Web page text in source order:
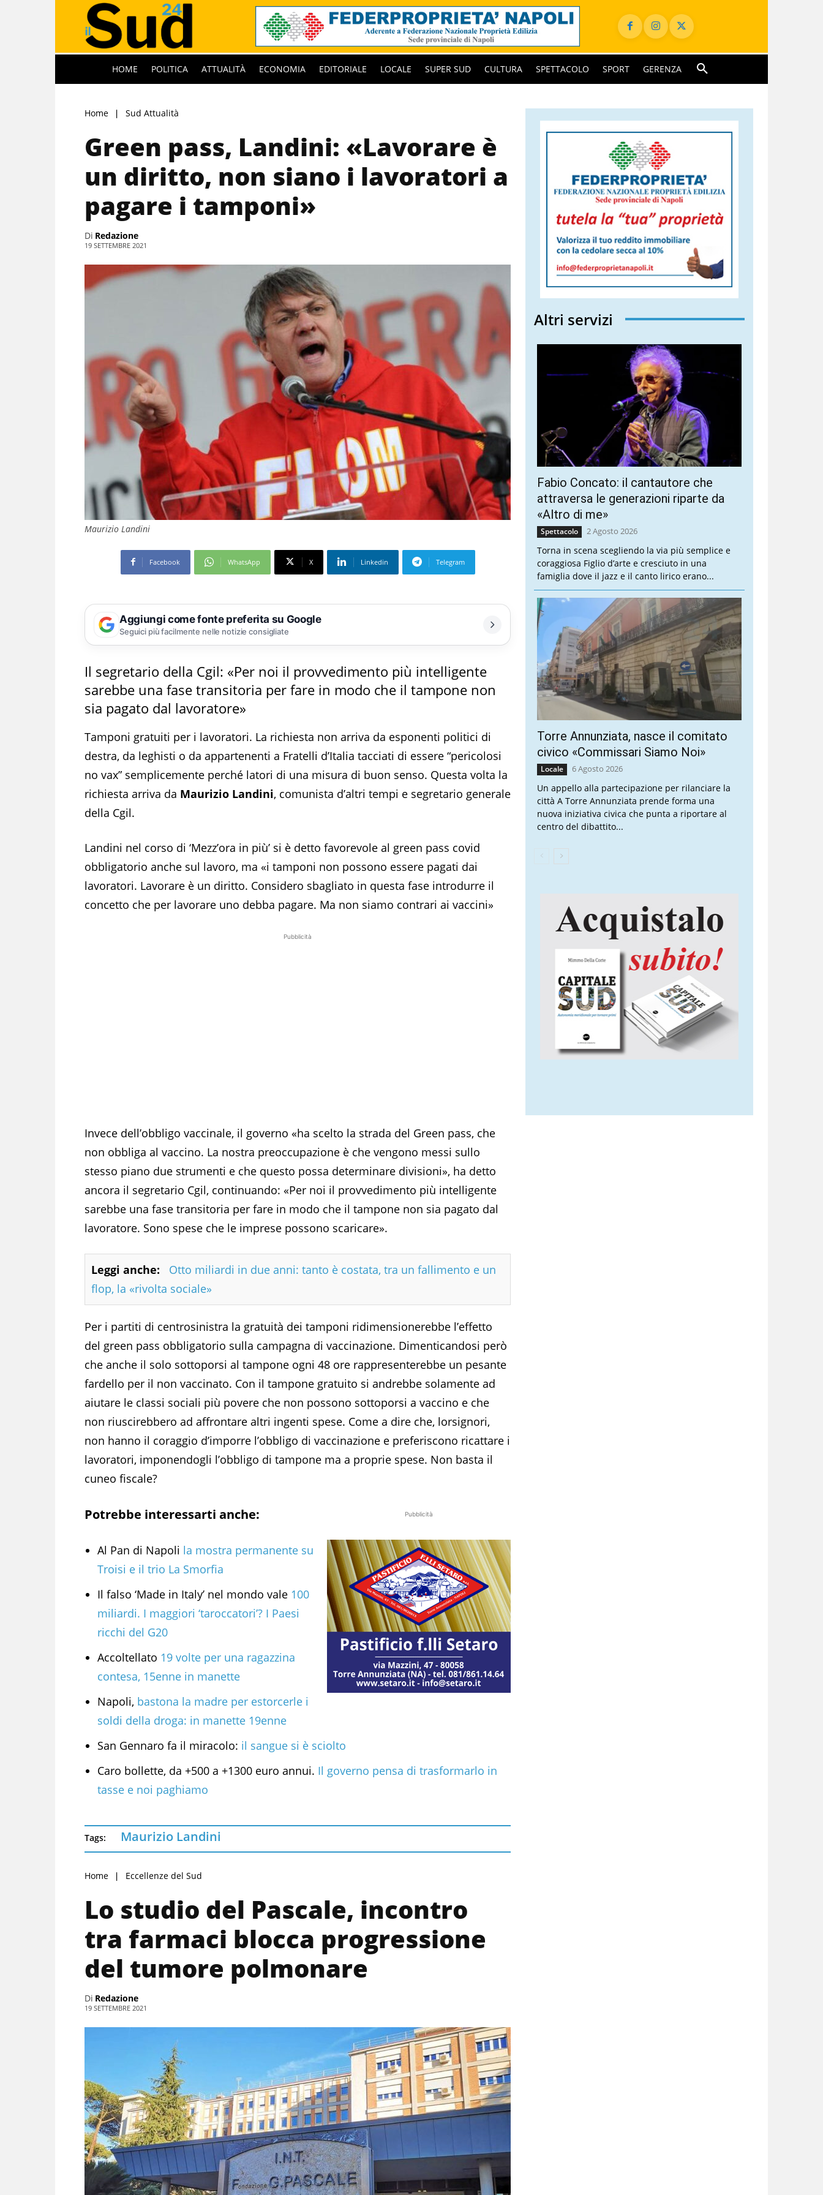
HOME POLITICA ATTUALITÀ ECONOMIA EDITORIALE LOCALE SUPER SUD CULTURA SPETTACOLO SPORT GERENZA
Home Sud Attualità
Green pass, Landini: «Lavorare è
un diritto, non siano i lavoratori a
pagare i tamponi»
Di Redazione
19 SETTEMBRE 2021
Maurizio Landini
Facebook WhatsApp X Linkedin Telegram
Aggiungi come fonte preferita su Google
Seguici più facilmente nelle notizie consigliate
Il segretario della Cgil: «Per noi il provvedimento più intelligente
sarebbe una fase transitoria per fare in modo che il tampone non
sia pagato dal lavoratore»
Tamponi gratuiti per i lavoratori. La richiesta non arriva da esponenti politici di
destra, da leghisti o da appartenenti a Fratelli d’Italia tacciati di essere “pericolosi
no vax” semplicemente perché latori di una misura di buon senso. Questa volta la
richiesta arriva da Maurizio Landini, comunista d’altri tempi e segretario generale
della Cgil.
Landini nel corso di ‘Mezz’ora in più’ si è detto favorevole al green pass covid
obbligatorio anche sul lavoro, ma «i tamponi non possono essere pagati dai
lavoratori. Lavorare è un diritto. Considero sbagliato in questa fase introdurre il
concetto che per lavorare uno debba pagare. Ma non siamo contrari ai vaccini»
Pubblicità
Invece dell’obbligo vaccinale, il governo «ha scelto la strada del Green pass, che
non obbliga al vaccino. La nostra preoccupazione è che vengono messi sullo
stesso piano due strumenti e che questo possa determinare divisioni», ha detto
ancora il segretario Cgil, continuando: «Per noi il provvedimento più intelligente
sarebbe una fase transitoria per fare in modo che il tampone non sia pagato dal
lavoratore. Sono spese che le imprese possono scaricare».
Leggi anche:
Otto miliardi in due anni: tanto è costata, tra un fallimento e un
flop, la «rivolta sociale»
Per i partiti di centrosinistra la gratuità dei tamponi ridimensionerebbe l’effetto
del green pass obbligatorio sulla campagna di vaccinazione. Dimenticandosi però
che anche il solo sottoporsi al tampone ogni 48 ore rappresenterebbe un pesante
fardello per il non vaccinato. Con il tampone gratuito si andrebbe solamente ad
aiutare le classi sociali più povere che non possono sottoporsi a vaccino e che
non riuscirebbero ad affrontare altri ingenti spese. Come a dire che, lorsignori,
non hanno il coraggio d’imporre l’obbligo di vaccinazione e preferiscono ricattare i
lavoratori, imponendogli l’obbligo di tampone ma a proprie spese. Non basta il
cuneo fiscale?
Pubblicità
Potrebbe interessarti anche:
Al Pan di Napoli la mostra permanente su
Troisi e il trio La Smorfia
Il falso ‘Made in Italy’ nel mondo vale 100
miliardi. I maggiori ‘taroccatori’? I Paesi
ricchi del G20
Accoltellato 19 volte per una ragazzina
contesa, 15enne in manette
Napoli, bastona la madre per estorcerle i
soldi della droga: in manette 19enne
San Gennaro fa il miracolo: il sangue si è sciolto
Caro bollette, da +500 a +1300 euro annui. Il governo pensa di trasformarlo in
tasse e noi paghiamo
Tags: Maurizio Landini
Home Eccellenze del Sud
Lo studio del Pascale, incontro
tra farmaci blocca progressione
del tumore polmonare
Di Redazione
19 SETTEMBRE 2021
Altri servizi
Fabio Concato: il cantautore che
attraversa le generazioni riparte da
«Altro di me»
Spettacolo 2 Agosto 2026
Torna in scena scegliendo la via più semplice e
coraggiosa Figlio d’arte e cresciuto in una
famiglia dove il jazz e il canto lirico erano...
Torre Annunziata, nasce il comitato
civico «Commissari Siamo Noi»
Locale 6 Agosto 2026
Un appello alla partecipazione per rilanciare la
città A Torre Annunziata prende forma una
nuova iniziativa civica che punta a riportare al
centro del dibattito...